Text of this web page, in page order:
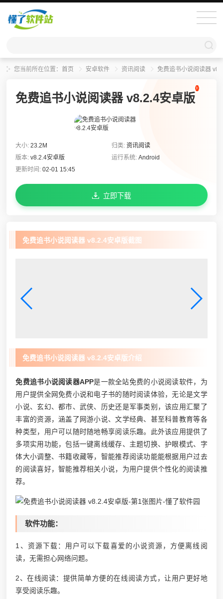
您当前所在位置：首页 安卓软件 资讯阅读 免费追书小说阅读器
免费追书小说阅读器 v8.2.4安卓版
大小: 23.2M 归类: 资讯阅读
版本: v8.2.4安卓版 运行系统: Android
更新时间: 02-01 15:45
立即下载
免费追书小说阅读器 v8.2.4安卓版截图
免费追书小说阅读器 v8.2.4安卓版介绍
免费追书小说阅读器APP是一款全站免费的小说阅读软件，为
用户提供全网免费小说和电子书的随时阅读体验，无论是文学
小说、玄幻、都市、武侠、历史还是军事类别，该应用汇聚了
丰富的资源，涵盖了网游小说、文学经典、甚至科普教育等各
种类型，用户可以随时随地畅享阅读乐趣。此外该应用提供了
多项实用功能，包括一键离线缓存、主题切换、护眼模式、字
体大小调整、书籍收藏等，智能推荐阅读功能能根据用户过去
的阅读喜好，智能推荐相关小说，为用户提供个性化的阅读推
荐。
软件功能：
1、资源下载：用户可以下载喜爱的小说资源，方便离线阅
读，无需担心网络问题。
2、在线阅读：提供简单方便的在线阅读方式，让用户更好地
享受阅读乐趣。